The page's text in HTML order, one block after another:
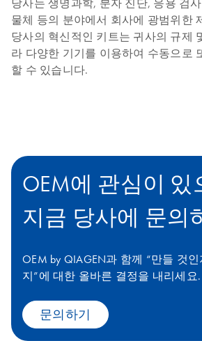
당사는 생명과학, 분자 진단, 응용 검
물체 등의 분야에서 회사에 광범위한
당사의 혁신적인 키트는 귀사의 규제
라 다양한 기기를 이용하여 수동으로
할 수 있습니다.
OEM에 관심이 있
지금 당사에 문의
OEM by QIAGEN과 함께 “만들 것
지”에 대한 올바른 결정을 내리세요.
문의하기